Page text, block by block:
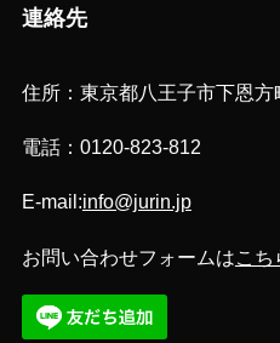
連絡先
住所：東京都八王子市下恩方
電話：0120-823-812
E-mail:info@jurin.jp
お問い合わせフォームは こち